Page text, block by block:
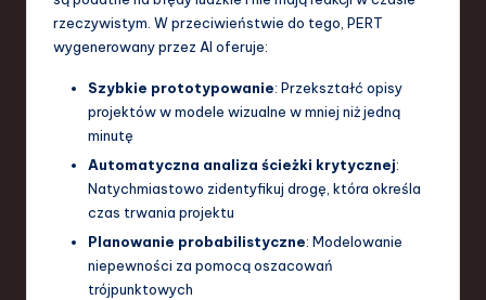
rzeczywistym. W przeciwieństwie do tego, PERT
wygenerowany przez AI oferuje:
Szybkie prototypowanie: Przekształć opisy
projektów w modele wizualne w mniej niż jedną
minutę
Automatyczna analiza ścieżki krytycznej:
Natychmiastowo zidentyfikuj drogę, która określa
czas trwania projektu
Planowanie probabilistyczne: Modelowanie
niepewności za pomocą oszacowań
trójpunktowych